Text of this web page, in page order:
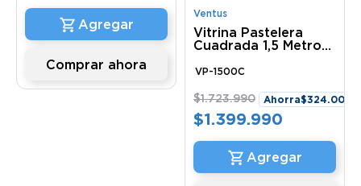
Comprar ahora
Ventus
Vitrina Pastelera
Cuadrada 1,5 Metro
VP-1500C
$1.723.990 Ahorra$324.000
$1.399.990